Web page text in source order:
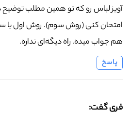
آویز لباس رو که تو همین مطلب توضیح
امتحان کنی (روش سوم). روش اول با
هم جواب میده. راه دیگه‌ای نداره.
پاسخ
فری گفت: